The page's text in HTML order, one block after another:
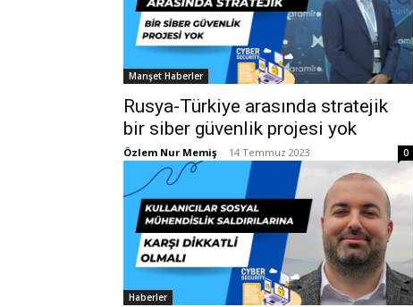
Manşet Haberler
Rusya-Türkiye arasında stratejik
bir siber güvenlik projesi yok
Özlem Nur Memiş - 14 Temmuz 2023 0
Haberler